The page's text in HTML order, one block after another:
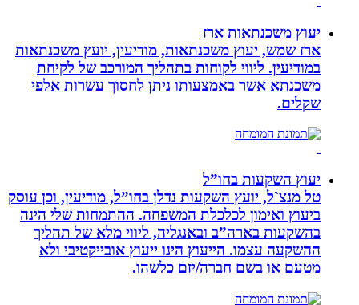
יעוץ משכנתאות ארז
ארז שמש, יעוץ משכנתאות, מודיעין, יועץ משכנתאות
במודיעין. ליווי לקוחות בתהליך המורכב של לקיחת
משכנתא אשר באמצעותו ניתן לחסוך עשרות אלפי
שקלים.
יעוץ השקעות בחו”ל
טל מנצ`ל, יועץ השקעות נדלן בחו”ל, מודיעין, וכן עוסק
ביעוץ ואימון לכלכלת המשפחה. ההתמחות שלי הינה
בהשקעות בארה”ב ובאנגליה, ליווי מלא של תהליך
ההשקעה עצמו. הייעוץ הינו ייעוץ אובייקטיבי ולא
מטעם או בשם חברה/יזם כלשהו.